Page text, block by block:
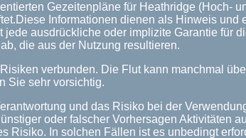
Gezeitenpläne für Heathridge (Hoch-
Informationen dienen als Hinweis und
jede ausdrückliche oder implizite Garantie für
die aus der Nutzung resultieren.
verbunden. Die Flut kann manchmal
Sie sehr vorsichtig.
und das Risiko bei der
oder falscher Vorhersagen Aktivitäten
Risiko. In solchen Fällen ist es unbedingt